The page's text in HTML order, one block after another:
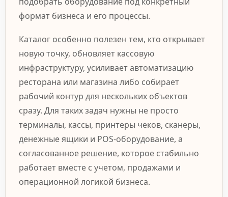
формат бизнеса и его процессы.
Каталог особенно полезен тем, кто открывает
новую точку, обновляет кассовую
инфраструктуру, усиливает автоматизацию
ресторана или магазина либо собирает
рабочий контур для нескольких объектов
сразу. Для таких задач нужны не просто
терминалы, кассы, принтеры чеков, сканеры,
денежные ящики и POS-оборудование, а
согласованное решение, которое стабильно
работает вместе с учетом, продажами и
операционной логикой бизнеса.